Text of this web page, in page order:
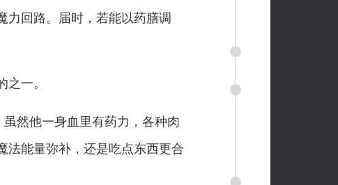
力回路。届时，若能以药膳调
一。
然他一身血里有药力，各种肉
法能量弥补，还是吃点东西更合